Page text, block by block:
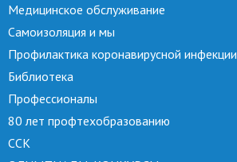
Медицинское обслуживание
Самоизоляция и мы
Профилактика коронавирусной инфекции
Библиотека
Профессионалы
80 лет профтехобразованию
ССК